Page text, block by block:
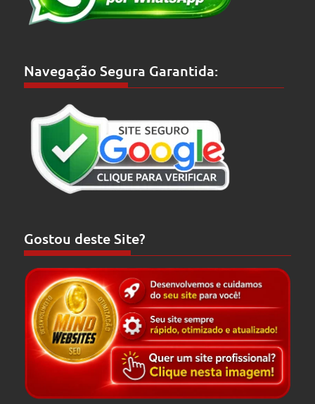
Navegação Segura Garantida:
Gostou deste Site?